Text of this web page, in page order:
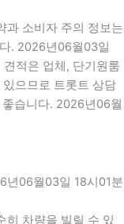
과 소비자 주의 정보는
. 2026년06월03일
적은 업체, 단기원룸
으므로 트롯트 상담
습니다. 2026년06월
년06월03일 18시01분
히 차량을 빌릴 수 있